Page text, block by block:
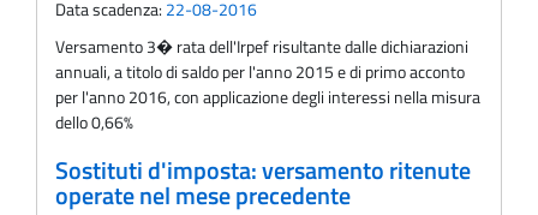
Data scadenza: 22-08-2016
Versamento 3� rata dell'Irpef risultante dalle dichiarazioni
annuali, a titolo di saldo per l'anno 2015 e di primo acconto
per l'anno 2016, con applicazione degli interessi nella misura
dello 0,66%
Sostituti d'imposta: versamento ritenute
operate nel mese precedente